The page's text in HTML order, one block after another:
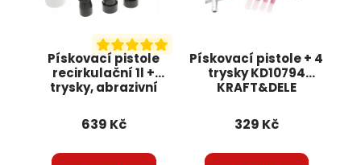
Pískovací pistole
recirkulační 1l +
trysky, abrazivní
GEKO
639 Kč
Pískovací pistole + 4
trysky KD10794
KRAFT&DELE
329 Kč